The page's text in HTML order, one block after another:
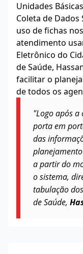
Unidades
Coleta de Dados
uso de fichas
atendimento
Eletrônico do
de Saúde,
facilitar o
de todos os
"Logo após a
porta em
das
a partir do
o sistema,
tabulação
de Saúde,